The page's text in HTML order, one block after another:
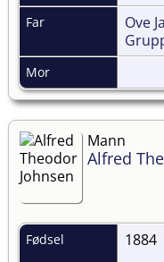
Far
Ove
Mor
Mann
Alfred
Fødsel 1884